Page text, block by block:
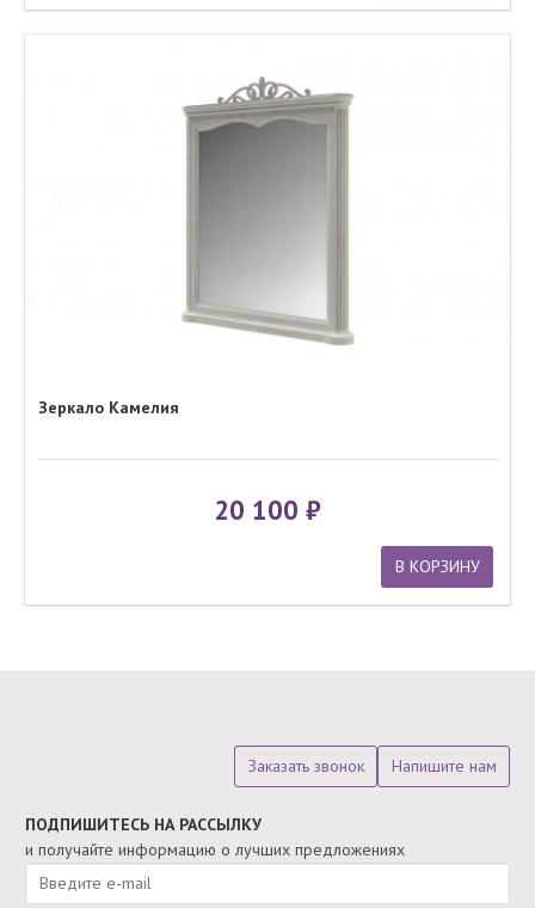
Зеркало Камелия
20 100
В КОРЗИНУ
Заказать звонок Напишите нам
ПОДПИШИТЕСЬ НА РАССЫЛКУ
и получайте информацию о лучших предложениях